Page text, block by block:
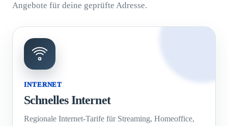
Angebote für deine geprüfte Adresse.
INTERNET
Schnelles Internet
Regionale Internet-Tarife für Streaming, Homeoffice,